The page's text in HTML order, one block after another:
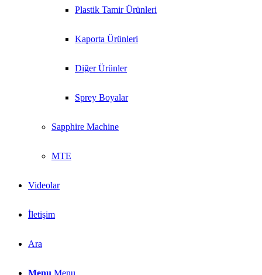
Plastik Tamir Ürünleri
Kaporta Ürünleri
Diğer Ürünler
Sprey Boyalar
Sapphire Machine
MTE
Videolar
İletişim
Ara
Menu Menu